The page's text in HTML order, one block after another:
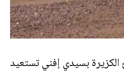
بسيدي إفني تستعيد